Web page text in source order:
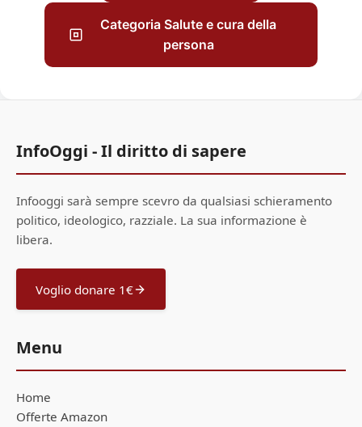
Categoria Salute e cura della
persona
InfoOggi - Il diritto di sapere
Infooggi sarà sempre scevro da qualsiasi schieramento
politico, ideologico, razziale. La sua informazione è
libera.
Voglio donare 1€
Menu
Home
Offerte Amazon